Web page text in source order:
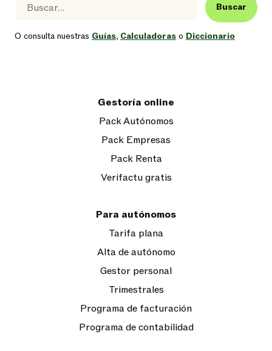
Buscar
O consulta nuestras Guías, Calculadoras o Diccionario
Gestoría online
Pack Autónomos
Pack Empresas
Pack Renta
Verifactu gratis
Para autónomos
Tarifa plana
Alta de autónomo
Gestor personal
Trimestrales
Programa de facturación
Programa de contabilidad